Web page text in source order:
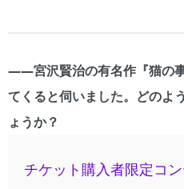
――宮沢賢治の有名作『猫の
てくると伺いました。どのよ
ょうか？
チケット購入者限定コ